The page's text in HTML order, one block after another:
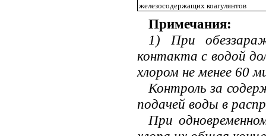
железосодержащих коагулянтов
Примечания:
1) При
контакта с водой
хлором не менее 60
Контроль за
подачей воды в
При